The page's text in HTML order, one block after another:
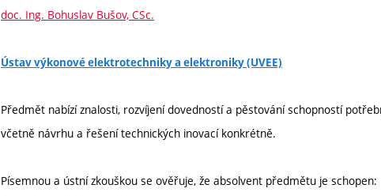
doc. Ing. Bohuslav Bušov, CSc.
Ústav výkonové elektrotechniky a elektroniky (UVEE)
Předmět nabízí znalosti, rozvíjení dovedností a pěstování schopností
včetně návrhu a řešení technických inovací konkrétně.
Písemnou a ústní zkouškou se ověřuje, že absolvent předmětu je schopen: